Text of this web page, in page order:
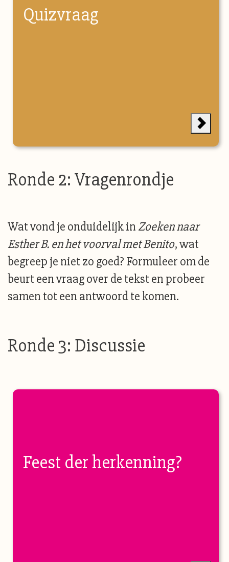
Quizvraag
Ronde 2: Vragenrondje
Wat vond je onduidelijk in Zoeken naar
Esther B. en het voorval met Benito, wat
begreep je niet zo goed? Formuleer om de
beurt een vraag over de tekst en probeer
samen tot een antwoord te komen.
Ronde 3: Discussie
Feest der herkenning?